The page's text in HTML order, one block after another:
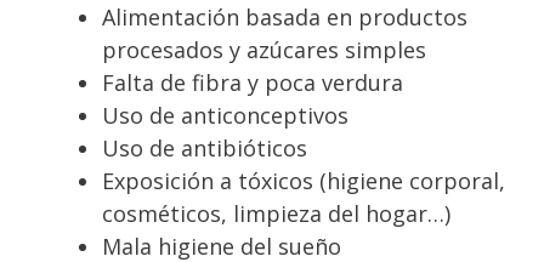
Alimentación basada en productos
procesados y azúcares simples
Falta de fibra y poca verdura
Uso de anticonceptivos
Uso de antibióticos
Exposición a tóxicos (higiene corporal,
cosméticos, limpieza del hogar…)
Mala higiene del sueño